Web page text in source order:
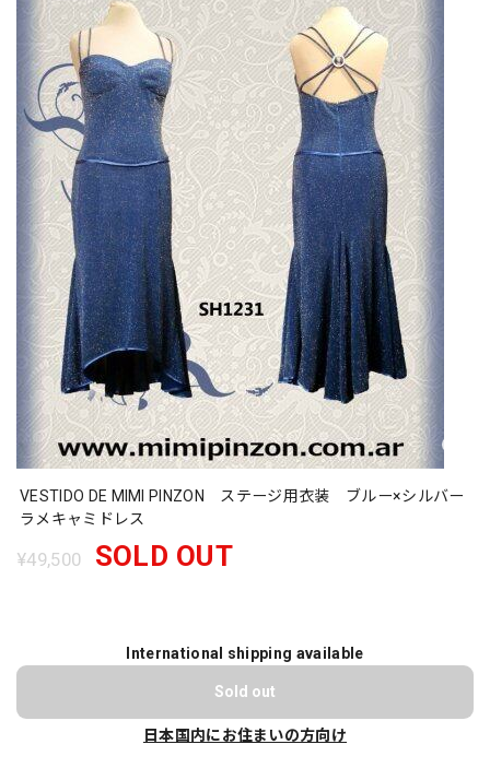
VESTIDO DE MIMI PINZON ステージ用衣装 ブルー×シルバー
ラメキャミドレス
¥49,500 SOLD OUT
International shipping available
Sold out
日本国内にお住まいの方向け